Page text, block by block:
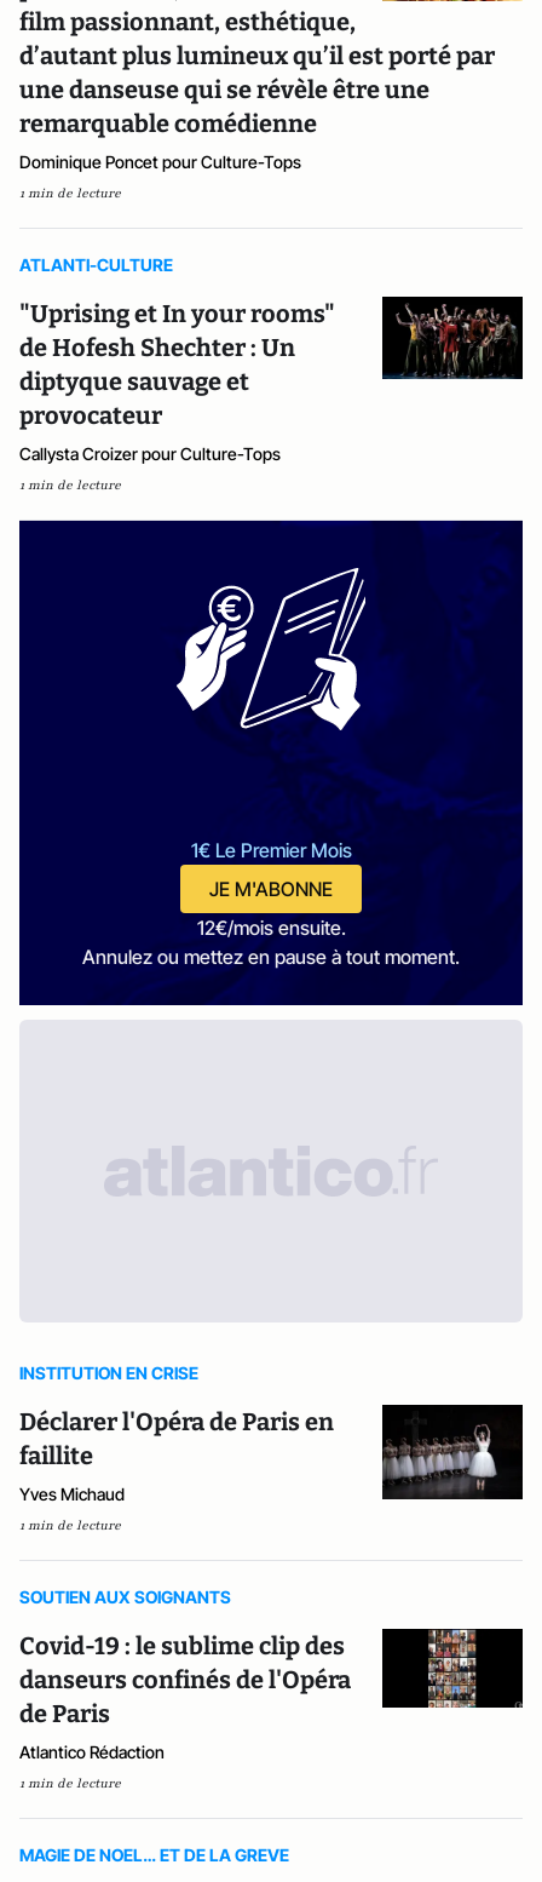
film passionnant, esthétique,
d’autant plus lumineux qu’il est porté par
une danseuse qui se révèle être une
remarquable comédienne
Dominique Poncet pour Culture-Tops
1 min de lecture
ATLANTI-CULTURE
"Uprising et In your rooms"
de Hofesh Shechter : Un
diptyque sauvage et
provocateur
Callysta Croizer pour Culture-Tops
1 min de lecture
1€ Le Premier Mois
JE M'ABONNE
12€/mois ensuite.
Annulez ou mettez en pause à tout moment.
INSTITUTION EN CRISE
Déclarer l'Opéra de Paris en
faillite
Yves Michaud
1 min de lecture
SOUTIEN AUX SOIGNANTS
Covid-19 : le sublime clip des
danseurs confinés de l'Opéra
de Paris
Atlantico Rédaction
1 min de lecture
MAGIE DE NOEL… ET DE LA GREVE